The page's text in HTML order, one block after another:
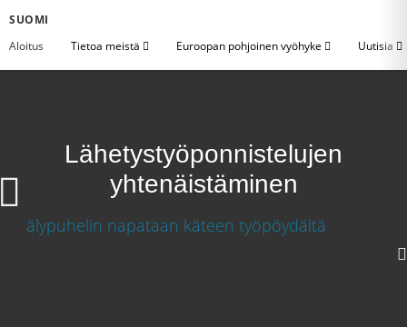
SUOMI
Aloitus
Tietoa meistä Euroopan pohjoinen vyöhyke Uutisia
Lähetystyöponnistelujen
yhtenäistäminen